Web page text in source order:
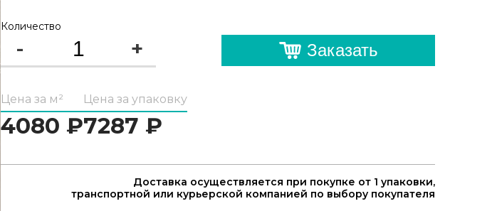
Количество
- + Заказать
Цена за м²
4080 ₽
Цена за упаковку
7287 ₽
Доставка осуществляется при покупке от 1 упаковки,
транспортной или курьерской компанией по выбору покупателя